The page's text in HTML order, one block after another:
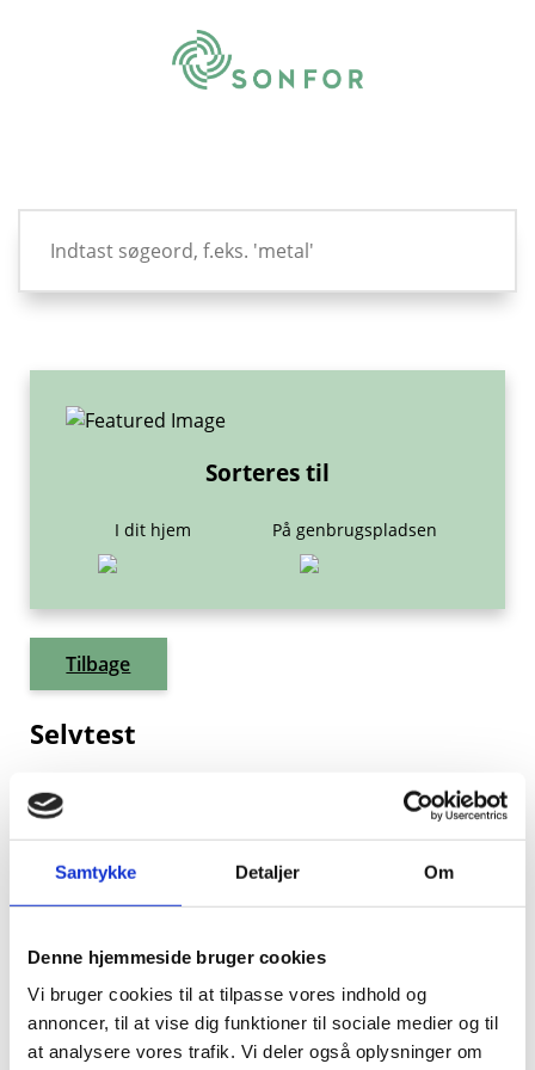
Samtykke Detaljer Om
Denne hjemmeside bruger cookies
Vi bruger cookies til at tilpasse vores indhold og
annoncer, til at vise dig funktioner til sociale medier og til
at analysere vores trafik. Vi deler også oplysninger om
Tilbage
Selvtest
Hvor skal det hen?
Covid-19 hjemmetest-udstyr skal i Restaffald
derhjemme. (Ofte medfølger der en lille pose, du kan
samle dem i).
Indlægsseddel og papemballage kan du aflevere i
beholderen til ‘Papir og pap’ derhjemme.
Sorteres til
I dit hjem På genbrugspladsen